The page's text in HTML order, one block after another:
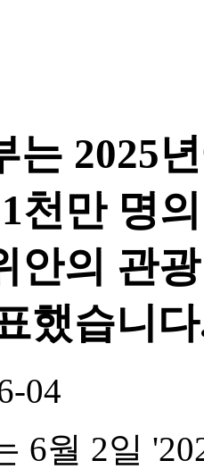
는 2025
천만 명
안의 관
했습니
04
6월 2일